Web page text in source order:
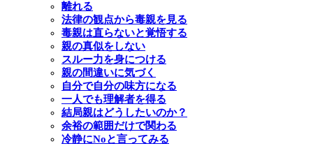
離れる
法律の観点から毒親を見る
毒親は直らないと覚悟する
親の真似をしない
スルー力を身につける
親の間違いに気づく
自分で自分の味方になる
一人でも理解者を得る
結局親はどうしたいのか？
余裕の範囲だけで関わる
冷静にNoと言ってみる